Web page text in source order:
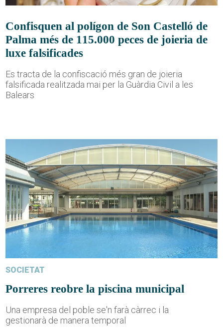
Confisquen al polígon de Son Castelló de
Palma més de 115.000 peces de joieria de
luxe falsificades
Es tracta de la confiscació més gran de joieria
falsificada realitzada mai per la Guàrdia Civil a les
Balears
SOCIETAT
Porreres reobre la piscina municipal
Una empresa del poble se'n farà càrrec i la
gestionarà de manera temporal